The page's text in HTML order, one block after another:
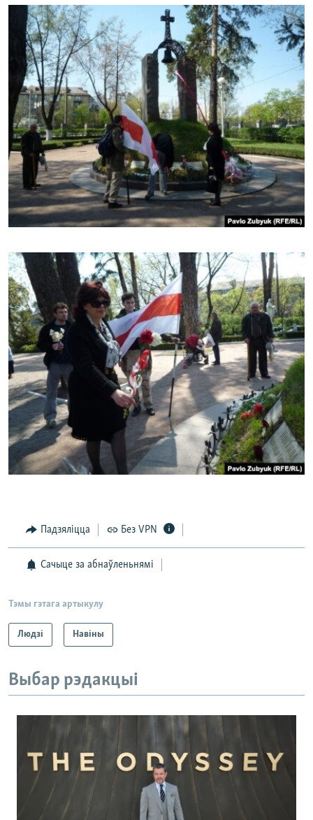
Падзяліцца Без VPN
Сачыце за абнаўленьнямі
Тэмы гэтага артыкулу
Людзі Навіны
Выбар рэдакцыі